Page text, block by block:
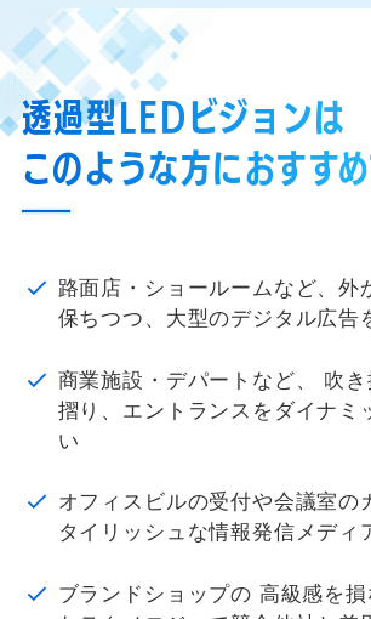
透過型LEDビジョンは
このような方におすすめ
路面店・ショールームなど、外
保ちつつ、大型のデジタル広告
商業施設・デパートなど、 吹
摺り、エントランスをダイナミ
い
オフィスビルの受付や会議室の
タイリッシュな情報発信メディ
ブランドショップの 高級感を